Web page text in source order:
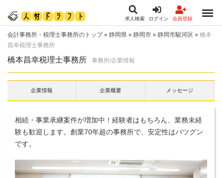
求人検索 ログイン 会員登録
会計事務所・税理士事務所のトップ» 静岡県 » 静岡市 » 静岡市駿河区 » 橋本
昌幸税理士事務所
橋本昌幸税理士事務所 事務所/企業情報
企業情報 企業概要 メッセージ
相続・事業承継案件が増加中！経験者はもちろん、業務未経
験も歓迎します。創業70年超の事務所で、安定性はバツグン
です。